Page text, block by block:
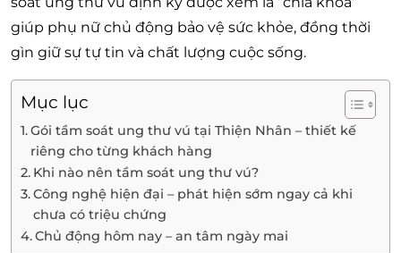
giúp phụ nữ chủ động bảo vệ sức khỏe, đồng thời
gìn giữ sự tự tin và chất lượng cuộc sống.
Mục lục
Gói tầm soát ung thư vú tại Thiện Nhân – thiết kế
riêng cho từng khách hàng
Khi nào nên tầm soát ung thư vú?
Công nghệ hiện đại – phát hiện sớm ngay cả khi
chưa có triệu chứng
Chủ động hôm nay – an tâm ngày mai